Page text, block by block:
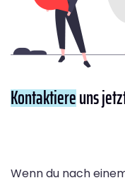
Kontaktiereuns
Wenn du nach